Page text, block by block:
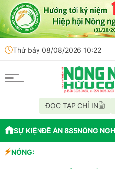
Thứ bảy 08/08/2026 10:22
ĐỌC TẠP CHÍ IN
SỰ KIỆNĐỀ ÁN 885NÔNG
NÓNG: